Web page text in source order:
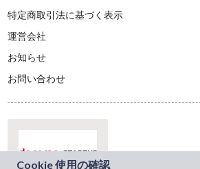
特定商取引法に基づく表示
運営会社
お知らせ
お問い合わせ